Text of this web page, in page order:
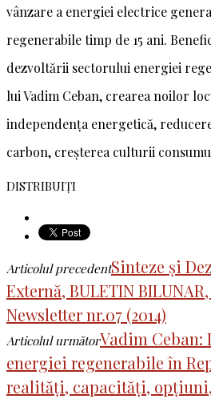
vânzare a energiei electrice
regenerabile timp de 15 ani.
dezvoltării sectorului energiei
lui Vadim Ceban, crearea noilor
independența energetică,
carbon, creșterea culturii
DISTRIBUIȚI
Articolul precedentSinteze și
Externă, BULETIN BILUNAR,
Newsletter nr.07 (2014)
Articolul următorVadim Ceban:
energiei regenerabile în
realități, capacități,